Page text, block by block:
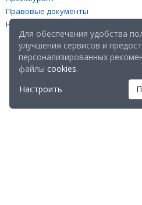
Правовые документы
Настройка файлов cookies
Для обеспечения удобства
улучшения сервисов и
персонализированных
файлы cookies.
Настроить